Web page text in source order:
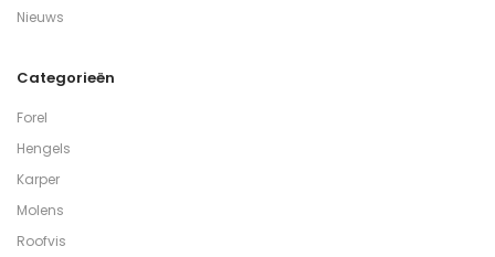
Nieuws
Categorieën
Forel
Hengels
Karper
Molens
Roofvis